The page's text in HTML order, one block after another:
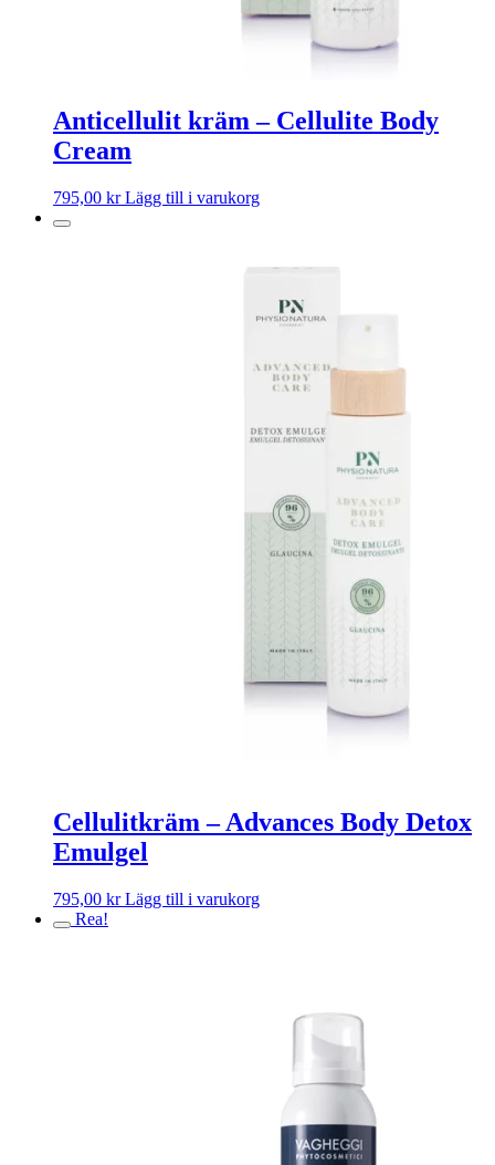
Anticellulit kräm – Cellulite Body
Cream
795,00 kr Lägg till i varukorg
Cellulitkräm – Advances Body Detox
Emulgel
795,00 kr Lägg till i varukorg
Rea!